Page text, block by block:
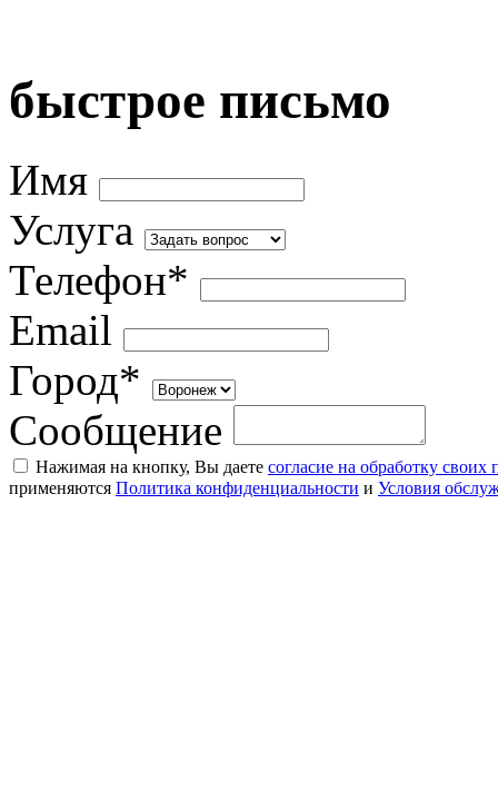
быстрое письмо
Имя
Услуга
Телефон*
Email
Город*
Сообщение
Нажимая на кнопку, Вы даете согласие на обработку
применяются Политика конфиденциальности и Условия